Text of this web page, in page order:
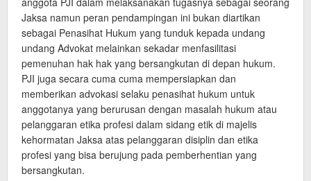
Jaksa namun peran pendampingan ini bukan diartikan
sebagai Penasihat Hukum yang tunduk kepada undang
undang Advokat melainkan sekadar menfasilitasi
pemenuhan hak hak yang bersangkutan di depan hukum.
PJI juga secara cuma cuma mempersiapkan dan
memberikan advokasi selaku penasihat hukum untuk
anggotanya yang berurusan dengan masalah hukum atau
pelanggaran etika profesi dalam sidang etik di majelis
kehormatan Jaksa atas pelanggaran disiplin dan etika
profesi yang bisa berujung pada pemberhentian yang
bersangkutan.